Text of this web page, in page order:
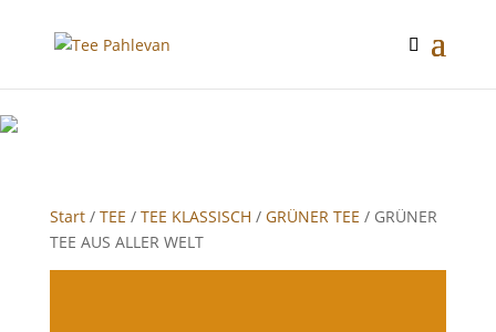
Start/ TEE / TEE KLASSISCH / GRÜNER TEE / GRÜNER
TEE AUS ALLER WELT